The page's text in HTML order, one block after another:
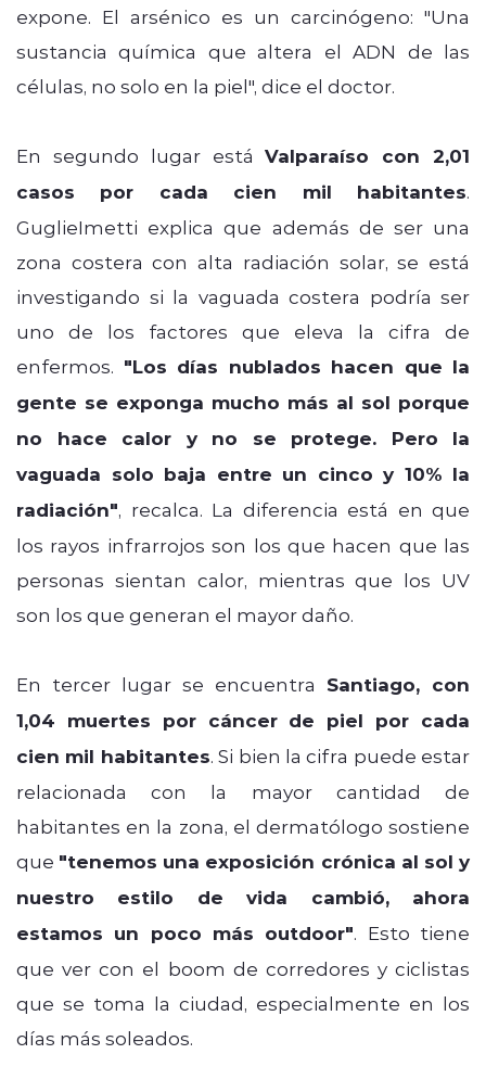
expone. El arsénico es un carcinógeno: "Una
sustancia química que altera el ADN de las
células, no solo en la piel", dice el doctor.
En segundo lugar estáValparaíso con 2,01
casos por cada cien mil habitantes.
GuglieImetti explica que además de ser una
zona costera con alta radiación solar, se está
investigando si la vaguada costera podría ser
uno de los factores que eleva la cifra de
enfermos. "Los días nublados hacen que la
gente se exponga mucho más al sol porque
no hace calor y no se protege. Pero la
vaguada solo baja entre un cinco y 10% la
radiación", recalca. La diferencia está en que
los rayos infrarrojos son los que hacen que las
personas sientan calor, mientras que los UV
son los que generan el mayor daño.
En tercer lugar se encuentra Santiago, con
1,04 muertes por cáncer de piel por cada
cien mil habitantes. Si bien la cifra puede estar
relacionada con la mayor cantidad de
habitantes en la zona, el dermatólogo sostiene
que "tenemos una exposición crónica al sol y
nuestro estilo de vida cambió, ahora
estamos un poco más outdoor". Esto tiene
que ver con el boom de corredores y ciclistas
que se toma la ciudad, especialmente en los
días más soleados.